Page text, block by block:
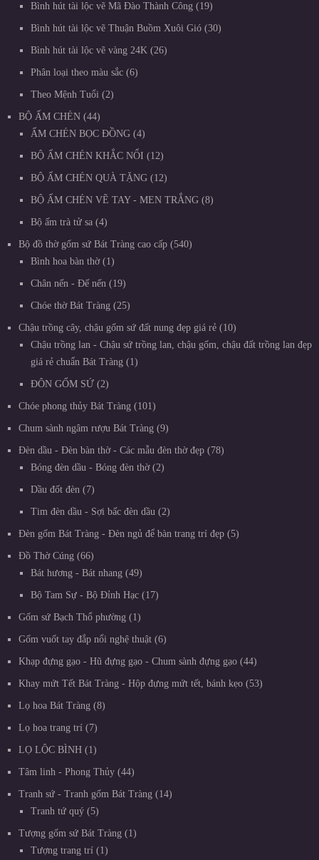
Bình hút tài lộc vẽ Mã Đào Thành Công 19
Bình hút tài lộc vẽ Thuận Buồm Xuôi Gió 30
Bình hút tài lộc vẽ vàng 24K 26
Phân loại theo màu sắc 6
Theo Mệnh Tuổi 2
BỘ ẤM CHÉN
44
ẤM CHÉN BỌC ĐỒNG
4
BỘ ẤM CHÉN KHẮC NỔI 12
BỘ ẤM CHÉN QUÀ TẶNG 12
BỘ ẤM CHÉN VẼ TAY - MEN TRẮNG 8
Bộ ấm trà tử sa 4
Bộ đồ thờ gốm sứ Bát Tràng cao cấp
540
Bình hoa bàn thờ
1
Chân nến - Đế nến 19
Chóe thờ Bát Tràng 25
Chậu trồng cây, chậu gốm sứ đất nung đẹp giá rẻ
10
Chậu trồng lan - Chậu sứ trồng lan, chậu gốm, chậu đất trồng lan đẹp
giá rẻ chuẩn Bát Tràng
1
ĐÔN GỐM SỨ 2
Chóe phong thủy Bát Tràng 101
Chum sành ngâm rượu Bát Tràng 9
Đèn dầu - Đèn bàn thờ - Các mẫu đèn thờ đẹp
78
Bóng đèn dầu - Bóng đèn thờ
2
Dầu đốt đèn 7
Tim đèn dầu - Sợi bấc đèn dầu 2
Đèn gốm Bát Tràng - Đèn ngủ để bàn trang trí đẹp 5
Đồ Thờ Cúng
66
Bát hương - Bát nhang
49
Bộ Tam Sự - Bộ Đỉnh Hạc 17
Gốm sứ Bạch Thổ phường 1
Gốm vuốt tay đắp nổi nghệ thuật 6
Khạp đựng gạo - Hũ đựng gạo - Chum sành đựng gạo 44
Khay mứt Tết Bát Tràng - Hộp đựng mứt tết, bánh kẹo 53
Lọ hoa Bát Tràng 8
Lọ hoa trang trí 7
LỌ LỘC BÌNH 1
Tâm linh - Phong Thủy 44
Tranh sứ - Tranh gốm Bát Tràng
14
Tranh tứ quý
5
Tượng gốm sứ Bát Tràng
1
Tượng trang trí
1